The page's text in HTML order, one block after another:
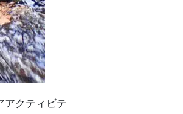
アクティビテ